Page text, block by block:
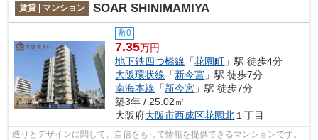
賃貸 | マンション SOAR SHINIMAMIYA
敷0
7.35万円
地下鉄四つ橋線 「花園町 」駅 徒歩4分
大阪環状線 「新今宮 」駅 徒歩7分
南海本線 「新今宮 」駅 徒歩7分
築3年 / 25.02㎡
大阪府大阪市西成区花園北 １丁目
造りとデザインに関して、自信をもって情報を提供できるマンションです。